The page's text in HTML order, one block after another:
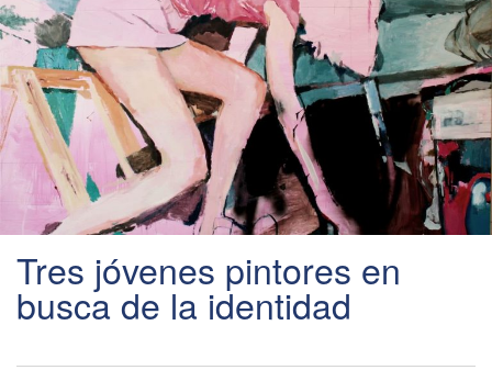
Tres jóvenes pintores en
busca de la identidad